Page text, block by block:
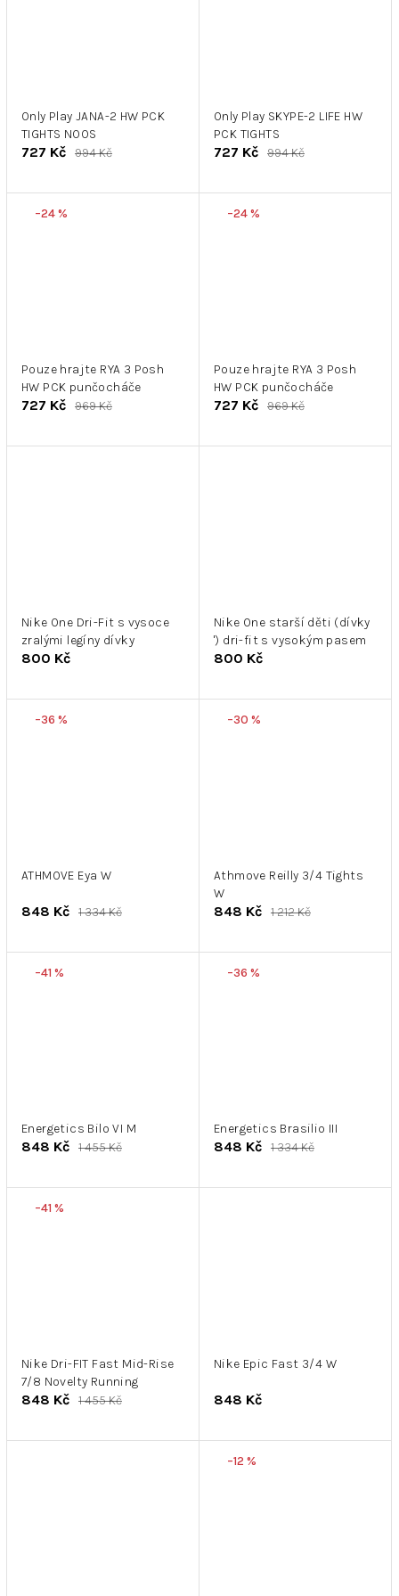
Only Play JANA-2 HW PCK
TIGHTS NOOS
727 Kč 994 Kč
Only Play SKYPE-2 LIFE HW
PCK TIGHTS
727 Kč 994 Kč
–24 %
Pouze hrajte RYA 3 Posh
HW PCK punčocháče
727 Kč 969 Kč
–24 %
Pouze hrajte RYA 3 Posh
HW PCK punčocháče
727 Kč 969 Kč
Nike One Dri-Fit s vysoce
zralými legíny dívky
800 Kč
Nike One starší děti (dívky
') dri-fit s vysokým pasem
800 Kč
–36 %
ATHMOVE Eya W
848 Kč 1 334 Kč
–30 %
Athmove Reilly 3/4 Tights
W
848 Kč 1 212 Kč
–41 %
Energetics Bilo VI M
848 Kč 1 455 Kč
–36 %
Energetics Brasilio III
848 Kč 1 334 Kč
–41 %
Nike Dri-FIT Fast Mid-Rise
7/8 Novelty Running
848 Kč 1 455 Kč
Nike Epic Fast 3/4 W
848 Kč
–12 %